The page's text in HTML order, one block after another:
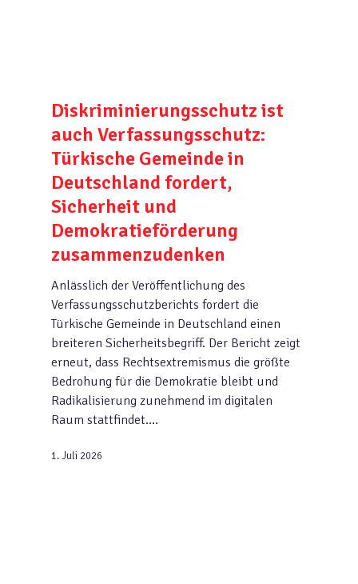
Diskriminierungsschutz ist
auch Verfassungsschutz:
Türkische Gemeinde in
Deutschland fordert,
Sicherheit und
Demokratieförderung
zusammenzudenken
Anlässlich der Veröffentlichung des
Verfassungsschutzberichts fordert die
Türkische Gemeinde in Deutschland einen
breiteren Sicherheitsbegriff. Der Bericht zeigt
erneut, dass Rechtsextremismus die größte
Bedrohung für die Demokratie bleibt und
Radikalisierung zunehmend im digitalen
Raum stattfindet.…
1. Juli 2026